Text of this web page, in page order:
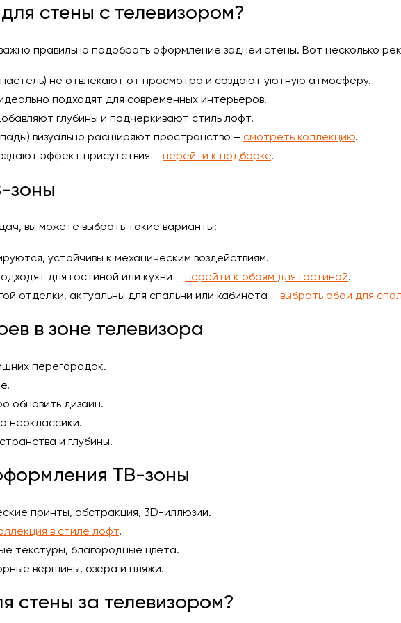
стены с телевизором?
правильно подобрать оформление задней стены. Вот несколько
не отвлекают от просмотра и создают уютную атмосферу.
подходят для современных интерьеров.
глубины и подчеркивают стиль лофт.
визуально расширяют пространство – смотреть коллекцию.
эффект присутствия – перейти к подборке.
зоны
вы можете выбрать такие варианты:
устойчивы к механическим воздействиям.
для гостиной или кухни – перейти к обоям для гостиной.
отделки, актуальны для спальни или кабинета – выбрать обои для
в зоне телевизора
перегородок.
обновить дизайн.
неоклассики.
и глубины.
ТВ-зоны
принты, абстракция, 3D-иллюзии.
в стиле лофт.
текстуры, благородные цвета.
вершины, озера и пляжи.
стены за телевизором?